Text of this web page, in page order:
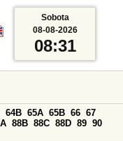
64B 65A 65B 66 67
88B 88C 88D 89 90
Sobota
08-08-2026
08:31